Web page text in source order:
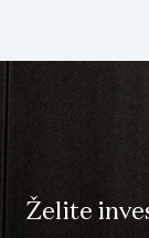
Želite